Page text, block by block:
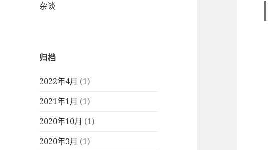
杂谈
归档
2022年4月 (1)
2021年1月 (1)
2020年10月 (1)
2020年3月 (1)